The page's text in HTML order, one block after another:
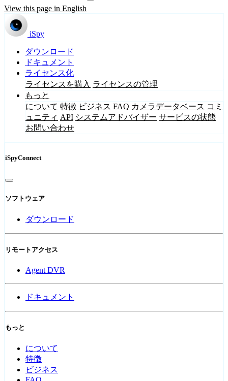
View this page in English
iSpy
ダウンロード
ドキュメント
ライセンス化
ライセンスを購入 ライセンスの管理
もっと
について 特徴 ビジネス FAQ カメラデータベース コミ
ュニティ API システムアドバイザー サービスの状態
お問い合わせ
iSpyConnect
ソフトウェア
ダウンロード
リモートアクセス
Agent DVR
ドキュメント
もっと
について
特徴
ビジネス